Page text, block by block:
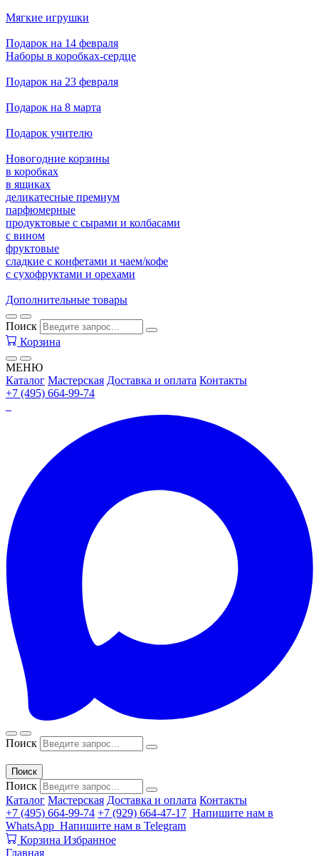
Мягкие игрушки
Подарок на 14 февраля
Наборы в коробках-сердце
Подарок на 23 февраля
Подарок на 8 марта
Подарок учителю
Новогодние корзины
в коробках
в ящиках
деликатесные премиум
парфюмерные
продуктовые с сырами и колбасами
с вином
фруктовые
сладкие с конфетами и чаем/кофе
с сухофруктами и орехами
Дополнительные товары
Поиск
Корзина
МЕНЮ
Каталог Мастерская Доставка и оплата Контакты
+7 (495) 664-99-74
Поиск
Поиск
Поиск
Каталог Мастерская Доставка и оплата Контакты
+7 (495) 664-99-74 +7 (929) 664-47-17 Напишите нам в
WhatsApp Напишите нам в Telegram
Корзина Избранное
Главная